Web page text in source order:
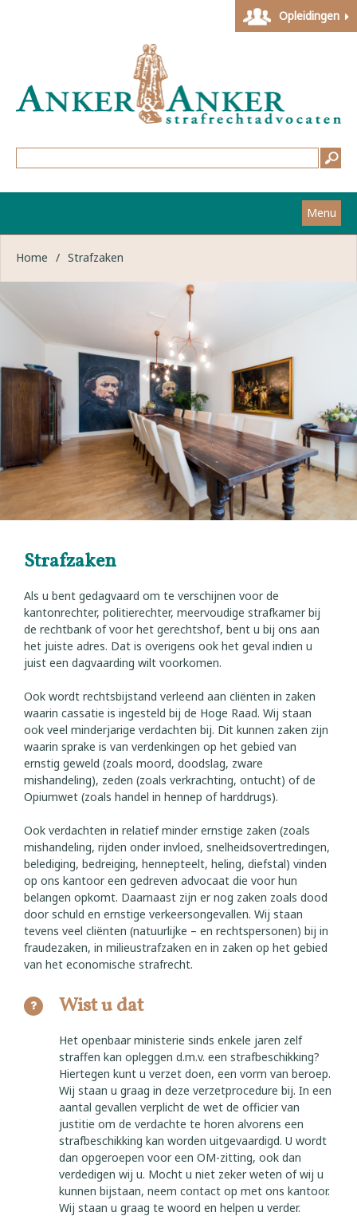
Opleidingen
Menu
Home
Werkwijze
Nieuws
Over ons
Contact
Home / Strafzaken
Strafzaken
Als u bent gedagvaard om te verschijnen voor de
kantonrechter, politierechter, meervoudige strafkamer bij
de rechtbank of voor het gerechtshof, bent u bij ons aan
het juiste adres. Dat is overigens ook het geval indien u
juist een dagvaarding wilt voorkomen.
Ook wordt rechtsbijstand verleend aan cliënten in zaken
waarin cassatie is ingesteld bij de Hoge Raad. Wij staan
ook veel minderjarige verdachten bij. Dit kunnen zaken zijn
waarin sprake is van verdenkingen op het gebied van
ernstig geweld (zoals moord, doodslag, zware
mishandeling), zeden (zoals verkrachting, ontucht) of de
Opiumwet (zoals handel in hennep of harddrugs).
Ook verdachten in relatief minder ernstige zaken (zoals
mishandeling, rijden onder invloed, snelheidsovertredingen,
belediging, bedreiging, hennepteelt, heling, diefstal) vinden
op ons kantoor een gedreven advocaat die voor hun
belangen opkomt. Daarnaast zijn er nog zaken zoals dood
door schuld en ernstige verkeersongevallen. Wij staan
tevens veel cliënten (natuurlijke – en rechtspersonen) bij in
fraudezaken, in milieustrafzaken en in zaken op het gebied
van het economische strafrecht.
Wist u dat
Het openbaar ministerie sinds enkele jaren zelf
straffen kan opleggen d.m.v. een strafbeschikking?
Hiertegen kunt u verzet doen, een vorm van beroep.
Wij staan u graag in deze verzetprocedure bij. In een
aantal gevallen verplicht de wet de officier van
justitie om de verdachte te horen alvorens een
strafbeschikking kan worden uitgevaardigd. U wordt
dan opgeroepen voor een OM-zitting, ook dan
verdedigen wij u. Mocht u niet zeker weten of wij u
kunnen bijstaan, neem contact op met ons kantoor.
Wij staan u graag te woord en helpen u verder.